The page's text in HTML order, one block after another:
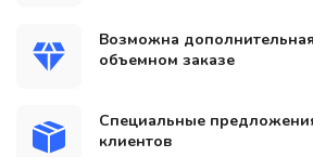
Возможна
объемном заказе
Специальные
клиентов